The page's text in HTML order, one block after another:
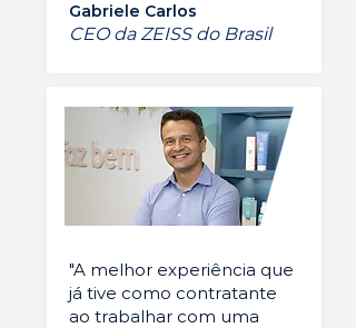
Gabriele Carlos
CEO da ZEISS do Brasil
"A melhor experiência que
já tive como contratante
ao trabalhar com uma